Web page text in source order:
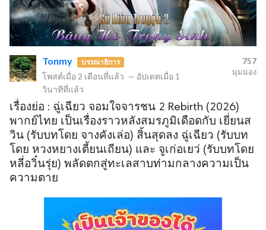
Tonmy บรรณาธิการ
โพสต์เมื่อ 2 เดือนที่แล้ว — อัปเดตเมื่อ 1
วินาทีที่แล้ว
757
มุมมอง
เรื่องย่อ : ฉู่เฉียว จอมใจจารชน 2 Rebirth (2026)
พากย์ไทย เป็นเรื่องราวหลังสมรภูมิเดือดกับ เยี่ยนส
วิน (รับบทโดย จางคังเล่อ) สิ้นสุดลง ฉู่เฉียว (รับบท
โดย หวงหยางเตี้ยนเถียน) และ จูเก่อเยว่ (รับบทโดย
หลี่อวิ๋นรุ่ย) พลัดตกสู่ทะเลสาบท่ามกลางความเป็น
ความตาย